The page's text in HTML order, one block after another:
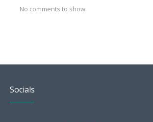
No comments to show.
Socials